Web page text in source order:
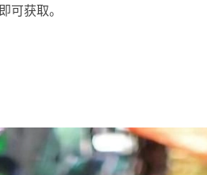
获取。